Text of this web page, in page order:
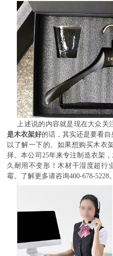
上述说的内容就是现在大众关
是木衣架好的话，其实还是要看
以了解一下的。如果想购买木衣
择。本公司25年来专注制造衣架
久耐用不变形！木材干湿度超行
霉。了解更多请咨询400-678-5228。